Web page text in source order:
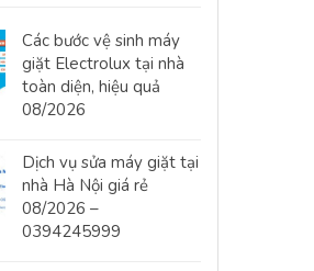
Các bước vệ sinh máy
giặt Electrolux tại nhà
toàn diện, hiệu quả
08/2026
Dịch vụ sửa máy giặt tại
nhà Hà Nội giá rẻ
08/2026 –
0394245999